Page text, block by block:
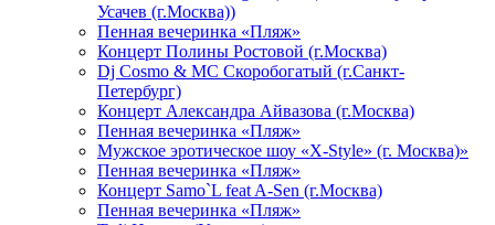
Усачев (г.Москва))
Пенная вечеринка «Пляж»
Концерт Полины Ростовой (г.Москва)
Dj Cosmo & МС Скоробогатый (г.Санкт-
Петербург)
Концерт Александра Айвазова (г.Москва)
Пенная вечеринка «Пляж»
Мужское эротическое шоу «X-Style» (г. Москва)»
Пенная вечеринка «Пляж»
Концерт Samo`L feat A-Sen (г.Москва)
Пенная вечеринка «Пляж»